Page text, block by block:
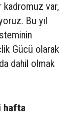
kadromuz var,
Bu yıl
Gücü olarak
dahil olmak
hafta